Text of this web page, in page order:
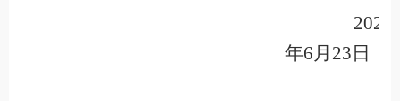
2026
年6月 23 日